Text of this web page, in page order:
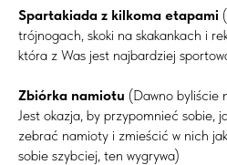
Spartakiada z kilkoma etapami
trójnogach, skoki na skakankach i
która z Was jest najbardziej
Zbiórka namiotu (Dawno byliście
Jest okazja, by przypomnieć sobie,
zebrać namioty i zmieścić w nich
sobie szybciej, ten wygrywa)